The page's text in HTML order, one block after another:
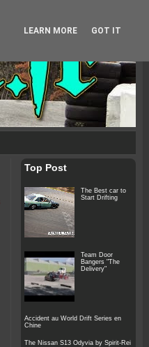
Top Post
The Best car to
Start Drifting
Team Door
Bangers "The
Delivery"
Accident au World Drift Series en
Chine
The Nissan S13 Odyvia by Spirit-Rei
LEARN MORE GOT IT